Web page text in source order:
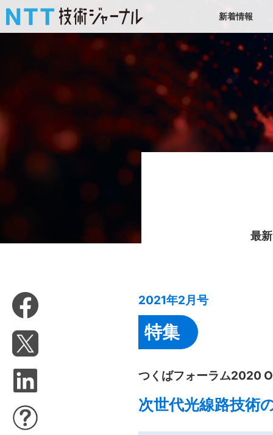
新着情報
最
2021年2月号
特集
つくばフォーラム2020
次世代光線路技術